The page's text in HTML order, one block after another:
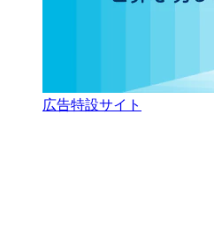
広告特設サイト